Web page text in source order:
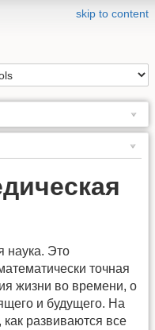
skip to content
наука. Это
точная
жизни во времени, о
и будущего. На
развиваются все